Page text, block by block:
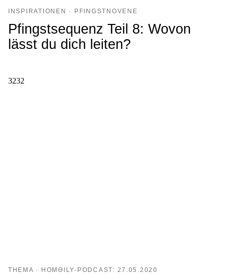
INSPIRATIONEN · PFINGSTNOVENE
Pfingstsequenz Teil 8: Wovon
lässt du dich leiten?
3232
THEMA · HOMƏILY-PODCAST: 27.05.2020